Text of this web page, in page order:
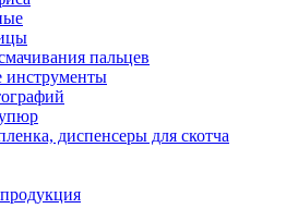
пальцев
диспенсеры для скотча